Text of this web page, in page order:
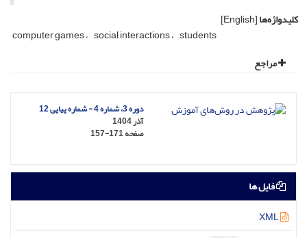
کلیدواژه‌ها[English]
computer games social interactions students
مراجع
دوره 3، شماره 4 - شماره پیاپی 12
آذر 1404
صفحه157-171
فایل ها